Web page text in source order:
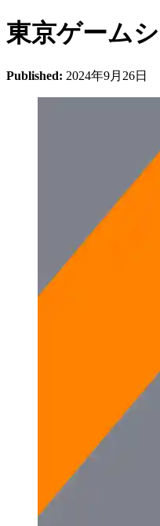
東京ゲーム
Published: 2024年9月26日